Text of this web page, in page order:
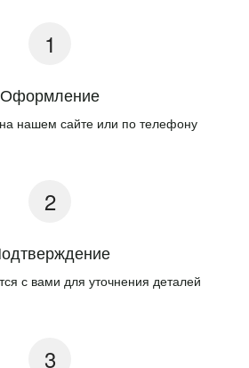
Оформление
на нашем сайте или по телефону
с вами для уточнения деталей